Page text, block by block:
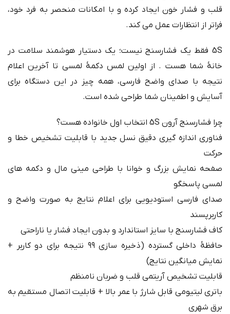
قلب و فشار خون ایجاد کرده و با امکانات منحصر به فرد خود،
فراتر از انتظارات عمل می کند.
5S فقط یک فشارسنج نیست؛ یک دستیار هوشمند سلامت در
خانهٔ شما هست . از اولین لمس دکمهٔ لمسی تا آخرین اعلام
نتیجه با صدای واضح فارسی، همه چیز در این دستگاه برای
آسایش و اطمینان شما طراحی شده است.
چرا فشارسنج آرون 5S انتخاب اول خانواده هست؟
فناوری اندازه گیری دقیق نسل جدید با قابلیت تشخیص خطا و
حرکت
صفحه نمایش بزرگ و خوانا با طراحی مینی مال و دکمه های
لمسی پاسخگو
صدای فارسی استودیویی برای اعلام نتایج به صورت واضح و
کاربرپسند
کاف فشارسنج با سایز استاندارد و بدون ایجاد فشار یا ناراحتی
حافظهٔ داخلی گسترده (ذخیره سازی ۹۹ نتیجه برای دو کاربر +
نمایش میانگین نتایج)
قابلیت تشخیص آریتمی قلب و ضربان نامنظم
باتری لیتیومی قابل شارژ با عمر بالا + قابلیت اتصال مستقیم به
برق شهری